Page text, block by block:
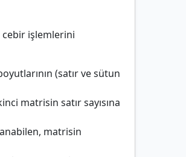
cebir işlemlerini
(satır ve sütun
matrisin satır sayısına
matrisin